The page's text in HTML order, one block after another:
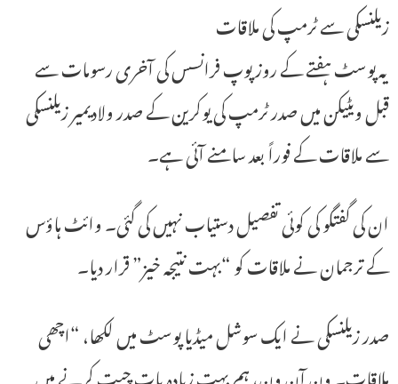
زیلنسکی سے ٹرمپ کی ملاقات
یہ پوسٹ ہفتے کے روز پوپ فرانسس کی آخری رسومات سے
قبل ویٹیکن میں صدر ٹرمپ کی یوکرین کے صدر ولادیمیر زیلنسکی
سے ملاقات کے فوراً بعد سامنے آئی ہے۔
ان کی گفتگو کی کوئی تفصیل دستیاب نہیں کی گئی۔ وائٹ ہاؤس
کے ترجمان نے ملاقات کو “بہت نتیجہ خیز” قرار دیا۔
صدر زیلنسکی نے ایک سوشل میڈیا پوسٹ میں لکھا، “اچھی